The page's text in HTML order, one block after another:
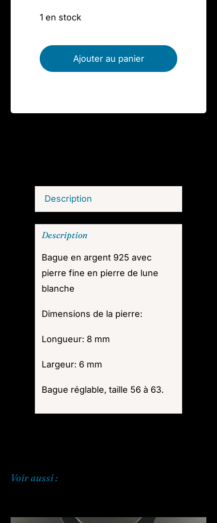
1 en stock
de
Ajouter au panier
Description
Description
Bague en argent 925 avec
pierre fine en pierre de lune
blanche
Dimensions de la pierre:
Longueur: 8 mm
Largeur: 6 mm
Bague réglable, taille 56 à 63.
Voir aussi :